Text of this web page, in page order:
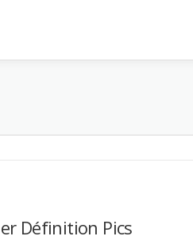
Définition Pics